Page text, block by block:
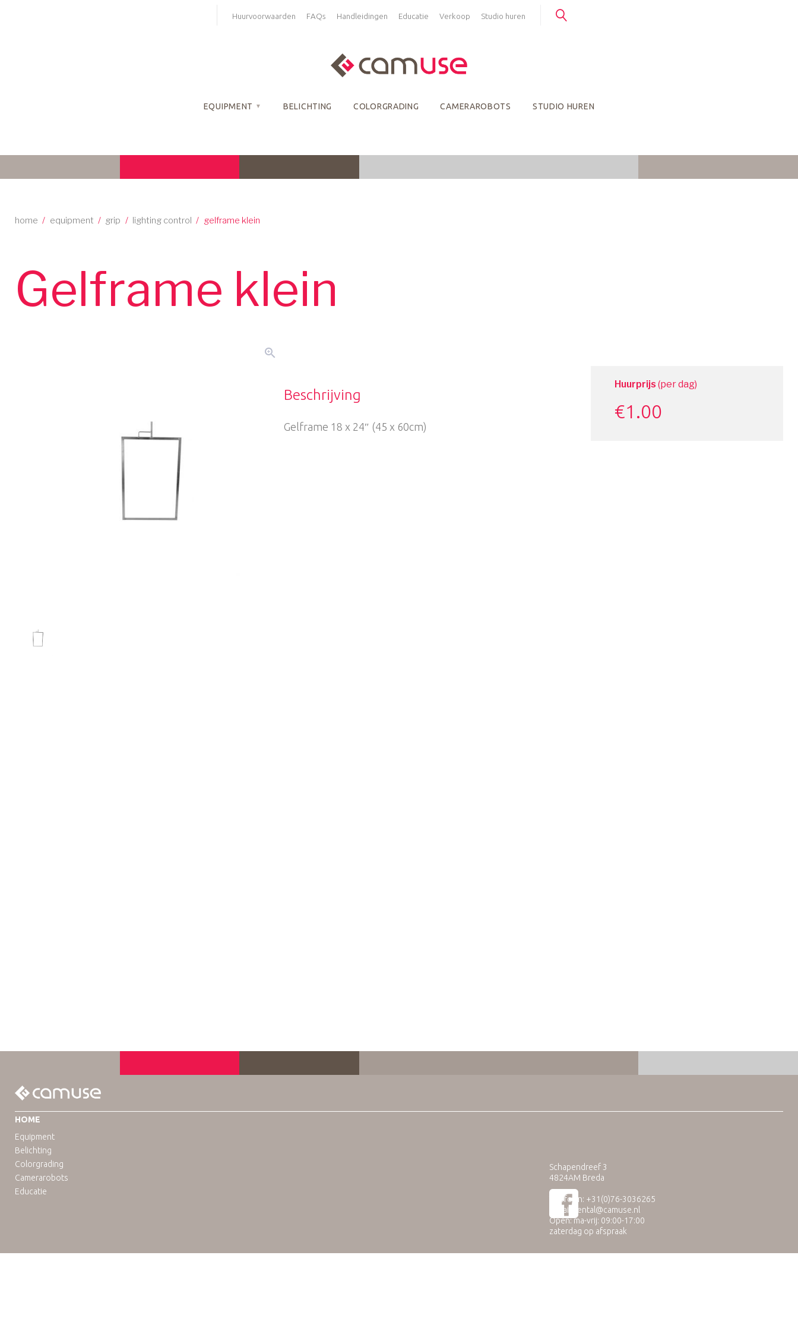
Huurvoorwaarden FAQs Handleidingen Educatie Verkoop Studio huren
EQUIPMENT BELICHTING COLORGRADING CAMERAROBOTS STUDIO HUREN
home / equipment / grip / lighting control / gelframe klein
Gelframe klein
zoom_in
Beschrijving
Gelframe 18 x 24″ (45 x 60cm)
Huurprijs (per dag)
€1.00
HOME
Equipment
Belichting
Colorgrading
Camerarobots
Educatie
Schapendreef 3
4824AM Breda
Telefoon: +31(0)76-3036265
E-mail:
rental@camuse.nl
Open: ma-vrij: 09:00-17:00
zaterdag op afspraak